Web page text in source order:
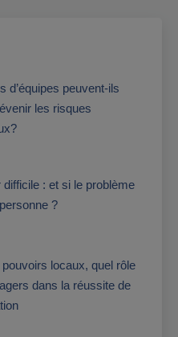
d’équipes peuvent-ils
les risques
difficile : et si le problème
?
locaux, quel rôle
dans la réussite de